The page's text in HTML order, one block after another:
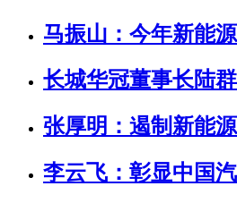
马振山：今年新能
长城华冠董事长陆
张厚明：遏制新能
李云飞：彰显中国